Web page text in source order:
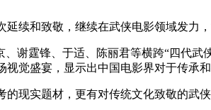
续和致敬，继续在武侠电影领域发力
谢霆锋、于适、陈丽君等横跨“四代
觉盛宴，显示出中国电影界对于传承和
现实题材，更有对传统文化致敬的武